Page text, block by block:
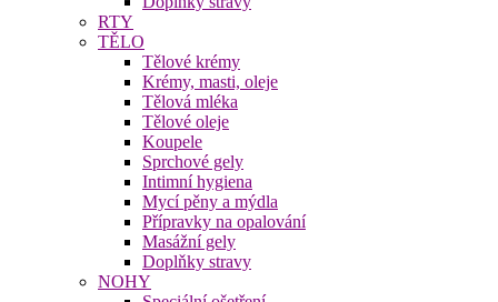
RTY
TĚLO
Tělové krémy
Krémy, masti, oleje
Tělová mléka
Tělové oleje
Koupele
Sprchové gely
Intimní hygiena
Mycí pěny a mýdla
Přípravky na opalování
Masážní gely
Doplňky stravy
NOHY